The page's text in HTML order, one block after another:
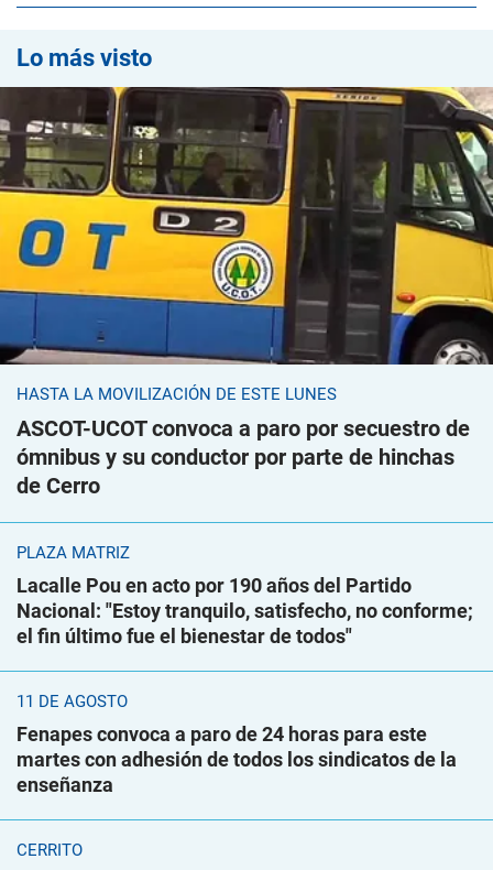
Lo más visto
HASTA LA MOVILIZACIÓN DE ESTE LUNES
ASCOT-UCOT convoca a paro por secuestro de
ómnibus y su conductor por parte de hinchas
de Cerro
PLAZA MATRIZ
Lacalle Pou en acto por 190 años del Partido
Nacional: "Estoy tranquilo, satisfecho, no conforme;
el fin último fue el bienestar de todos"
11 DE AGOSTO
Fenapes convoca a paro de 24 horas para este
martes con adhesión de todos los sindicatos de la
enseñanza
CERRITO